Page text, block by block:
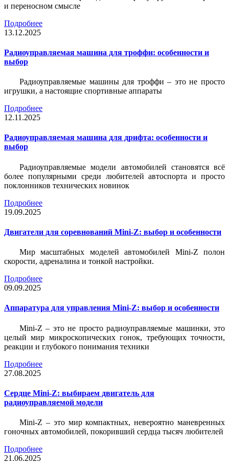
и переносном смысле
Подробнее
13.12.2025
Радиоуправляемая машина для троффи: особенности и
выбор
Радиоуправляемые машины для троффи – это не просто
игрушки, а настоящие спортивные аппараты
Подробнее
12.11.2025
Радиоуправляемая машина для дрифта: особенности и
выбор
Радиоуправляемые модели автомобилей становятся всё
более популярными среди любителей автоспорта и просто
поклонников технических новинок
Подробнее
19.09.2025
Двигатели для соревнований Mini-Z: выбор и особенности
Мир масштабных моделей автомобилей Mini-Z полон
скорости, адреналина и тонкой настройки.
Подробнее
09.09.2025
Аппаратура для управления Mini-Z: выбор и особенности
Mini-Z – это не просто радиоуправляемые машинки, это
целый мир микроскопических гонок, требующих точности,
реакции и глубокого понимания техники
Подробнее
27.08.2025
Сердце Mini-Z: выбираем двигатель для
радиоуправляемой модели
Mini-Z – это мир компактных, невероятно маневренных
гоночных автомобилей, покоривший сердца тысяч любителей
Подробнее
21.06.2025